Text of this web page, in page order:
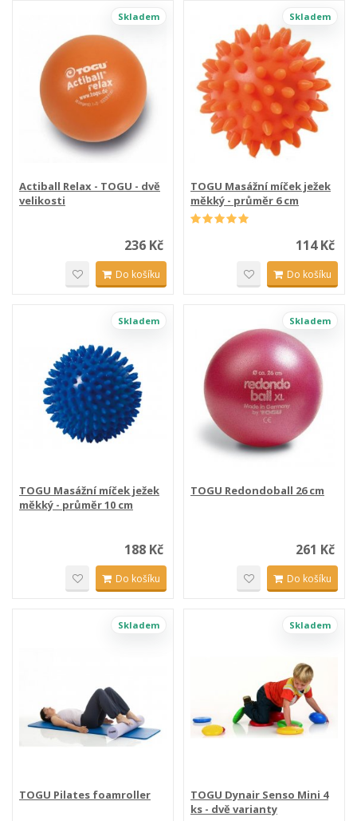
Skladem
Actiball Relax - TOGU - dvě
velikosti
236 Kč
Do košíku
Skladem
TOGU Masážní míček ježek
měkký - průměr 6 cm
114 Kč
Do košíku
Skladem
TOGU Masážní míček ježek
měkký - průměr 10 cm
188 Kč
Do košíku
Skladem
TOGU Redondoball 26 cm
261 Kč
Do košíku
Skladem
TOGU Pilates foamroller
Skladem
TOGU Dynair Senso Mini 4
ks - dvě varianty